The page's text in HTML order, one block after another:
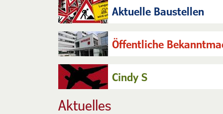
Aktuelle Baustellen
Öffentliche
Cindy S
Aktuelles